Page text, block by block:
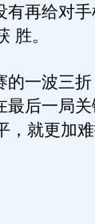
有再给对
胜。
一波三折
最后一局
就更加难